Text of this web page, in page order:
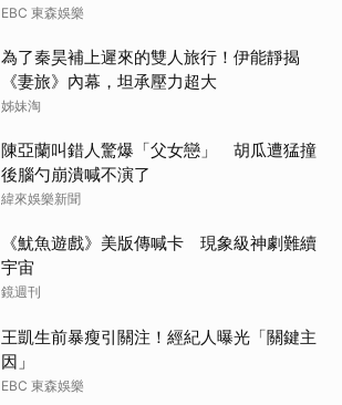
EBC 東森娛樂
為了秦昊補上遲來的雙人旅行！伊能靜揭
《妻旅》內幕，坦承壓力超大
姊妹淘
陳亞蘭叫錯人驚爆「父女戀」 胡瓜遭猛撞
後腦勺崩潰喊不演了
緯來娛樂新聞
《魷魚遊戲》美版傳喊卡 現象級神劇難續
宇宙
鏡週刊
王凱生前暴瘦引關注！經紀人曝光「關鍵主
因」
EBC 東森娛樂